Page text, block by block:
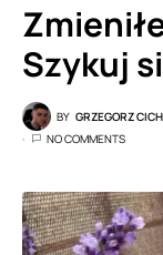
Szykuj
BY GRZEGORZ
NO COMMENTS